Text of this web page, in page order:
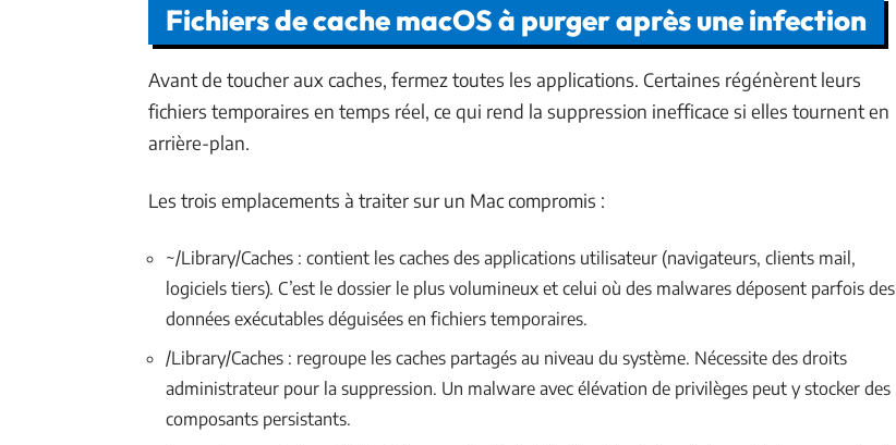
Fichiers de cache macOS à purger après une infection
Avant de toucher aux caches, fermez toutes les applications. Certaines régénèrent leurs
fichiers temporaires en temps réel, ce qui rend la suppression inefficace si elles tournent en
arrière-plan.
Les trois emplacements à traiter sur un Mac compromis :
~/Library/Caches : contient les caches des applications utilisateur (navigateurs, clients mail,
logiciels tiers). C’est le dossier le plus volumineux et celui où des malwares déposent parfois des
données exécutables déguisées en fichiers temporaires.
/Library/Caches : regroupe les caches partagés au niveau du système. Nécessite des droits
administrateur pour la suppression. Un malware avec élévation de privilèges peut y stocker des
composants persistants.